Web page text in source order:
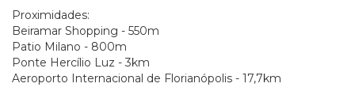
Proximidades:
Beiramar Shopping - 550m
Patio Milano - 800m
Ponte Hercílio Luz - 3km
Aeroporto Internacional de Florianópolis - 17,7km